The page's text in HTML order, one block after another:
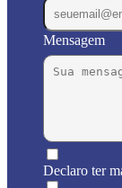
Mensagem
Declaro ter